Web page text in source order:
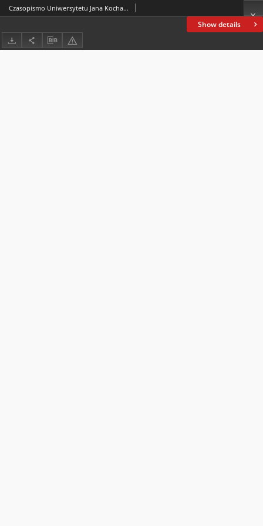
Show details
Czasopismo Uniwersytetu Jana Kochanowskiego w Kielcach. 2023, nr 1 (7)